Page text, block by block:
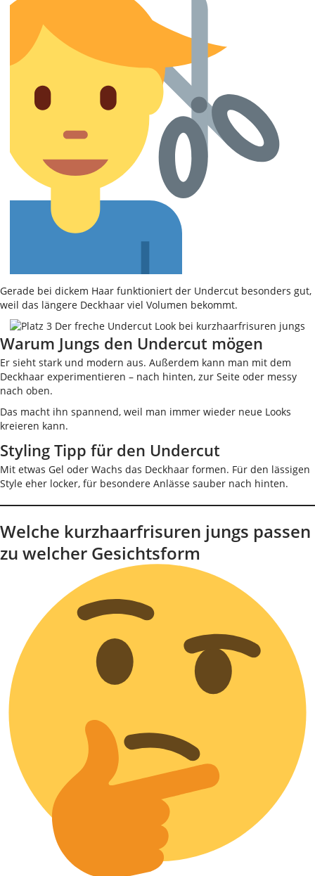
Gerade bei dickem Haar funktioniert der Undercut besonders gut,
weil das längere Deckhaar viel Volumen bekommt.
Warum Jungs den Undercut mögen
Er sieht stark und modern aus. Außerdem kann man mit dem
Deckhaar experimentieren – nach hinten, zur Seite oder messy
nach oben.
Das macht ihn spannend, weil man immer wieder neue Looks
kreieren kann.
Styling Tipp für den Undercut
Mit etwas Gel oder Wachs das Deckhaar formen. Für den lässigen
Style eher locker, für besondere Anlässe sauber nach hinten.
Welche kurzhaarfrisuren jungs passen
zu welcher Gesichtsform